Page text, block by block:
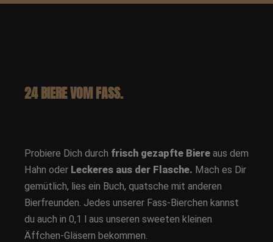
24 BIERE VOM FASS.
Probiere Dich durch frisch gezapfte Biere aus dem
Hahn oder Leckeres aus der Flasche. Mach es Dir
gemütlich, lies ein Buch, quatsche mit anderen
Bierfreunden. Jedes unserer Fass-Bierchen kannst
du auch in 0,1 l aus unseren sweeten kleinen
Äffchen-Gläsern bekommen.